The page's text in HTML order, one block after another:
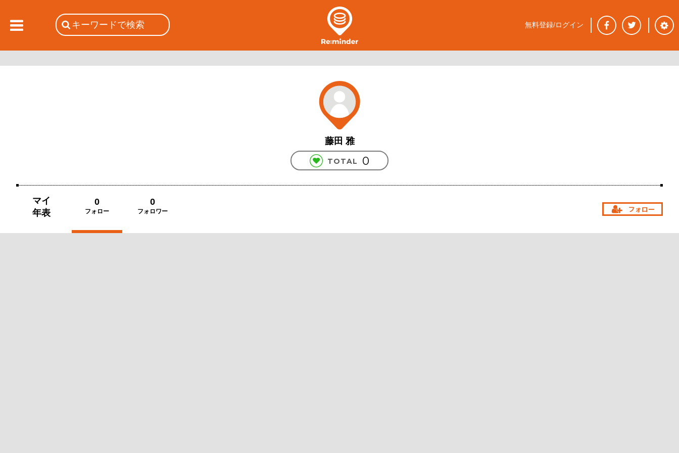
藤田 雅
TOTAL 0
マイ
年表
0
フォロー
0
フォロワー
無料登録/ログイン